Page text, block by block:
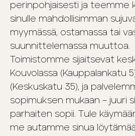
perinpohjaisesti ja teemme
sinulle mahdollisimman
myymässä, ostamassa tai
suunnittelemassa muuttoa.
Toimistomme sijaitsevat
Kouvolassa (Kauppalankatu
(Keskuskatu 35), ja
sopimuksen mukaan – juuri
parhaiten sopii. Tule
me autamme sinua